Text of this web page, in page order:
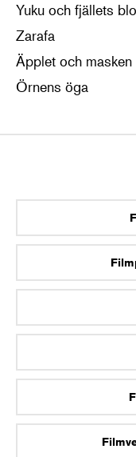
Yuku och fjällets
Zarafa
Äpplet och masken
Örnens öga